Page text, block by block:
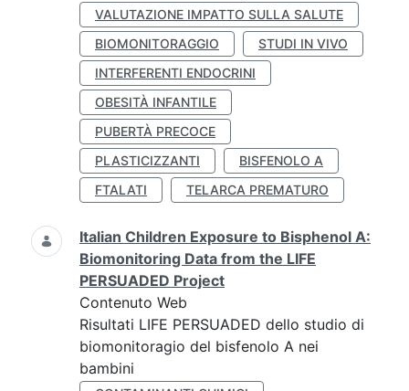
VALUTAZIONE IMPATTO SULLA SALUTE
BIOMONITORAGGIO
STUDI IN VIVO
INTERFERENTI ENDOCRINI
OBESITÀ INFANTILE
PUBERTÀ PRECOCE
PLASTICIZZANTI
BISFENOLO A
FTALATI
TELARCA PREMATURO
Italian Children Exposure to Bisphenol A:
Biomonitoring Data from the LIFE
PERSUADED Project
Contenuto Web
Risultati LIFE PERSUADED dello studio di
biomonitoragio del bisfenolo A nei
bambini